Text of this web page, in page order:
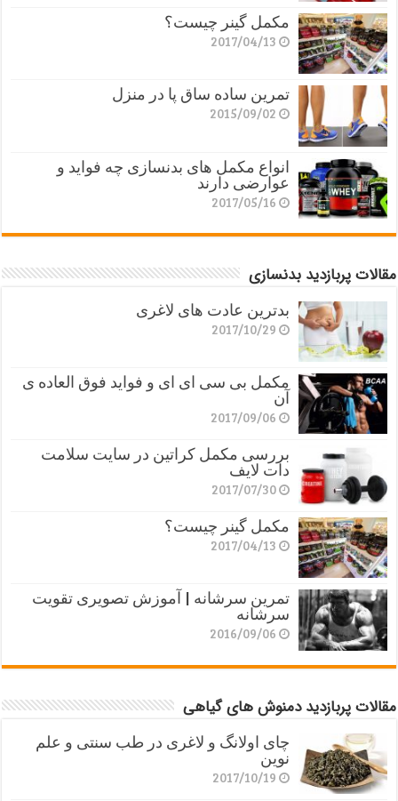
مکمل گینر چیست؟
2017/04/13
تمرین ساده ساق پا در منزل
2015/09/02
انواع مکمل های بدنسازی چه فواید و
عوارضی دارند
2017/05/16
مقالات پربازدید بدنسازی
بدترین عادت های لاغری
2017/10/29
مکمل بی سی ای ای و فواید فوق العاده ی
آن
2017/09/06
بررسی مکمل کراتین در سایت سلامت
دات لایف
2017/07/30
مکمل گینر چیست؟
2017/04/13
تمرین سرشانه | آموزش تصویری تقویت
سرشانه
2016/09/06
مقالات پربازدید دمنوش های گیاهی
چای اولانگ و لاغری در طب سنتی و علم
نوین
2017/10/19